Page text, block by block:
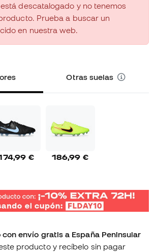
descatalogado y no tenemos
Prueba a buscar un
en nuestra web.
Otras suelas
€ 186,99 €
envío gratis a España Peninsular
producto y recíbelo sin pagar